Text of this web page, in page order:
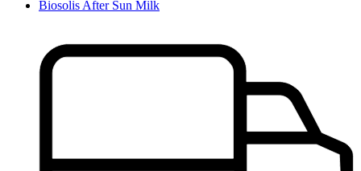
Biosolis After Sun Milk